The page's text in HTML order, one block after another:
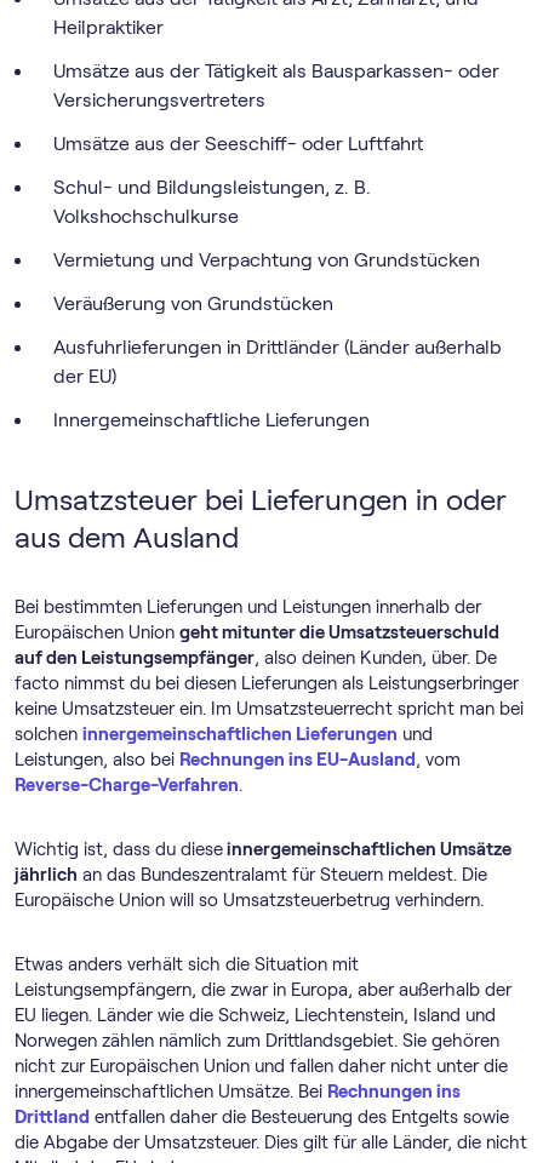
Heilpraktiker
Umsätze aus der Tätigkeit als Bausparkassen- oder
Versicherungsvertreters
Umsätze aus der Seeschiff- oder Luftfahrt
Schul- und Bildungsleistungen, z. B.
Volkshochschulkurse
Vermietung und Verpachtung von Grundstücken
Veräußerung von Grundstücken
Ausfuhrlieferungen in Drittländer (Länder außerhalb
der EU)
Innergemeinschaftliche Lieferungen
Umsatzsteuer bei Lieferungen in oder
aus dem Ausland
Bei bestimmten Lieferungen und Leistungen innerhalb der
Europäischen Union geht mitunter die Umsatzsteuerschuld
auf den Leistungsempfänger, also deinen Kunden, über. De
facto nimmst du bei diesen Lieferungen als Leistungserbringer
keine Umsatzsteuer ein. Im Umsatzsteuerrecht spricht man bei
solchen innergemeinschaftlichen Lieferungen und
Leistungen, also bei Rechnungen ins EU-Ausland , vom
Reverse-Charge-Verfahren.
Wichtig ist, dass du dieseinnergemeinschaftlichen Umsätze
jährlich an das Bundeszentralamt für Steuern meldest. Die
Europäische Union will so Umsatzsteuerbetrug verhindern.
Etwas anders verhält sich die Situation mit
Leistungsempfängern, die zwar in Europa, aber außerhalb der
EU liegen. Länder wie die Schweiz, Liechtenstein, Island und
Norwegen zählen nämlich zum Drittlandsgebiet. Sie gehören
nicht zur Europäischen Union und fallen daher nicht unter die
innergemeinschaftlichen Umsätze. Bei Rechnungen ins
Drittland entfallen daher die Besteuerung des Entgelts sowie
die Abgabe der Umsatzsteuer. Dies gilt für alle Länder, die nicht